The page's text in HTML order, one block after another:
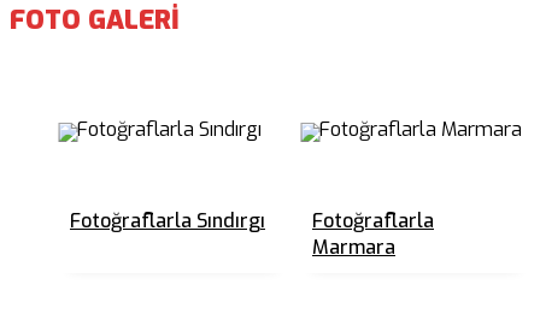
FOTO GALERİ
Fotoğraflarla Sındırgı
Fotoğraflarla
Marmara